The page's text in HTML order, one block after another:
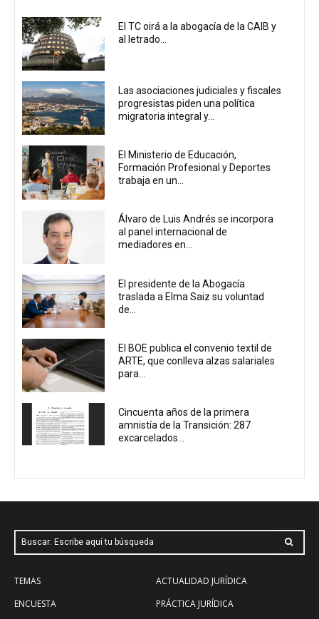
El TC oirá a la abogacía de la CAIB y
al letrado...
Las asociaciones judiciales y fiscales
progresistas piden una política
migratoria integral y...
El Ministerio de Educación,
Formación Profesional y Deportes
trabaja en un...
Álvaro de Luis Andrés se incorpora
al panel internacional de
mediadores en...
El presidente de la Abogacía
traslada a Elma Saiz su voluntad
de...
El BOE publica el convenio textil de
ARTE, que conlleva alzas salariales
para...
Cincuenta años de la primera
amnistía de la Transición: 287
excarcelados...
Buscar: Escribe aquí tu búsqueda
TEMAS
ENCUESTA
ACTUALIDAD JURÍDICA
PRÁCTICA JURÍDICA